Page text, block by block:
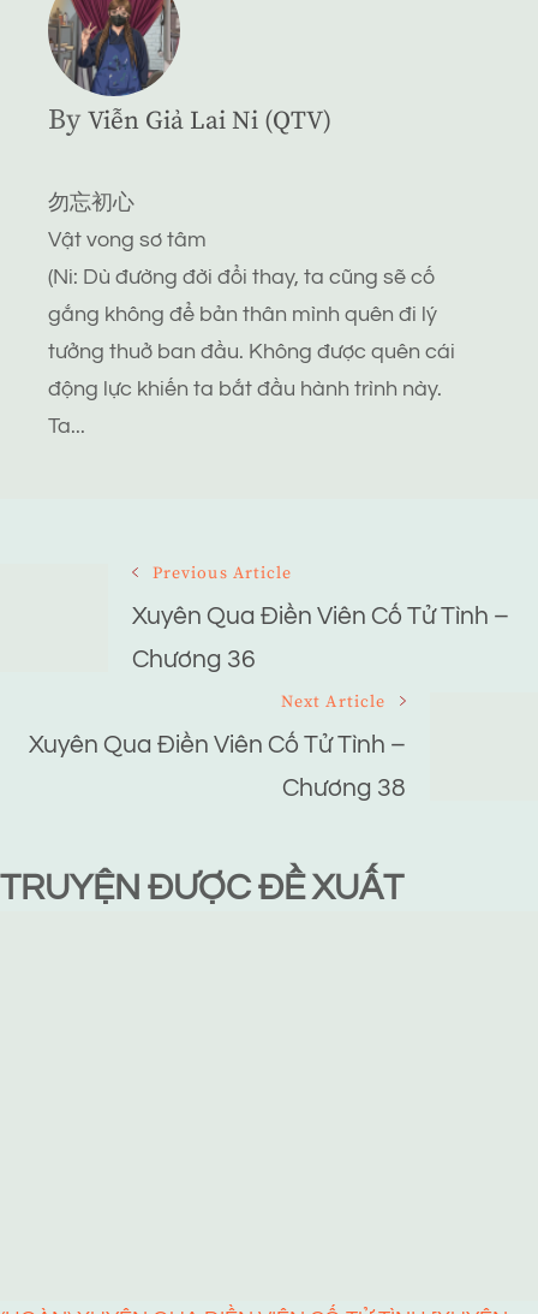
By Viễn Giả Lai Ni (QTV)
勿忘初心
Vật vong sơ tâm
(Ni: Dù đường đời đổi thay, ta cũng sẽ cố
gắng không để bản thân mình quên đi lý
tưởng thuở ban đầu. Không được quên cái
động lực khiến ta bắt đầu hành trình này.
Ta...
Navigation
Previous Article
Xuyên Qua Điền Viên Cố Tử Tình –
Chương 36
Next Article
Xuyên Qua Điền Viên Cố Tử Tình –
Chương 38
TRUYỆN ĐƯỢC ĐỀ XUẤT